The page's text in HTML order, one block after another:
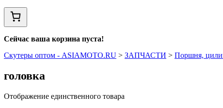
Сейчас ваша корзина пуста!
Скутеры оптом - ASIAMOTO.RU > ЗАПЧАСТИ > Поршня,
головка
Отображение единственного товара